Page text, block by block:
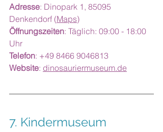
Adresse: Dinopark 1, 85095
Denkendorf (Maps)
Öffnungszeiten: Täglich: 09:00 - 18:00
Uhr
Telefon: +49 8466 9046813
Website: dinosauriermuseum.de
7. Kindermuseum